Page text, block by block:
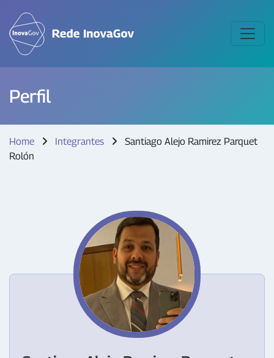
Perfil
Home Integrantes
Santiago Alejo Ramirez Parquet
Rolón